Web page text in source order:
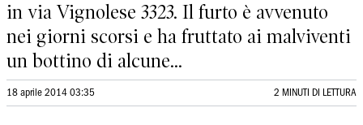
in via Vignolese 3323. Il furto è avvenuto
nei giorni scorsi e ha fruttato ai malviventi
un bottino di alcune...
18 aprile 2014 03:35 2 MINUTI DI LETTURA